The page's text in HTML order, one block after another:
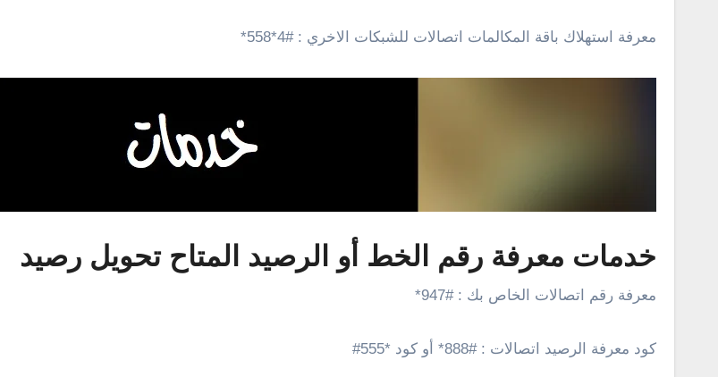
معرفة استهلاك باقة المكالمات اتصالات للشبكات الاخري : #4*558*
خدمات معرفة رقم الخط أو الرصيد المتاح تحويل رصيد
معرفة رقم اتصالات الخاص بك : #947*
كود معرفة الرصيد اتصالات : #888* أو كود *555#